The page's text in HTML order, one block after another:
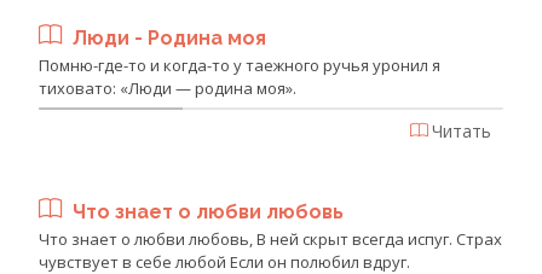
Люди - Родина моя
Помню-где-то и когда-то у таежного ручья уронил я
тиховато: «Люди — родина моя».
Читать
Что знает о любви любовь
Что знает о любви любовь, В ней скрыт всегда испуг. Страх
чувствует в себе любой Если он полюбил вдруг.